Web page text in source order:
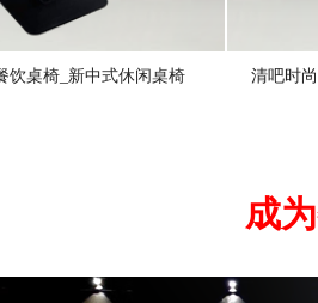
饮桌椅_新中式休闲桌椅 清吧时
成